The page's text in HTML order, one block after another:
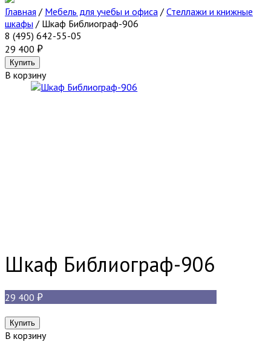
Главная / Мебель для учебы и офиса / Стеллажи и книжные
шкафы / Шкаф Библиограф-906
8 (495) 642-55-05
29 400
В корзину
Шкаф Библиограф-906
29 400
В корзину